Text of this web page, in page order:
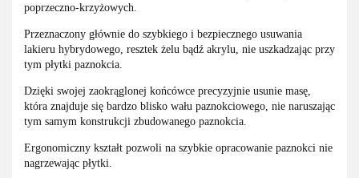
poprzeczno-krzyżowych.
Przeznaczony głównie do szybkiego i bezpiecznego usuwania
lakieru hybrydowego, resztek żelu bądź akrylu, nie uszkadzając przy
tym płytki paznokcia.
Dzięki swojej zaokrąglonej końcówce precyzyjnie usunie masę,
która znajduje się bardzo blisko wału paznokciowego, nie naruszając
tym samym konstrukcji zbudowanego paznokcia.
Ergonomiczny kształt pozwoli na szybkie opracowanie paznokci nie
nagrzewając płytki.